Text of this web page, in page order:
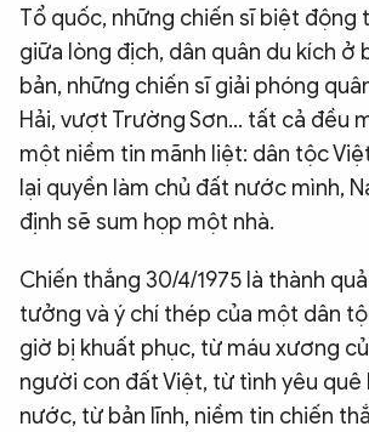
Tổ quốc, những chiến sĩ biệt động
giữa lòng địch, dân quân du kích ở
bản, những chiến sĩ giải phóng
Hải, vượt Trường Sơn... tất cả đều
một niềm tin mãnh liệt: dân tộc
lại quyền làm chủ đất nước mình,
định sẽ sum họp một nhà.
Chiến thắng 30/4/1975 là thành
tưởng và ý chí thép của một dân
giờ bị khuất phục, từ máu xương
người con đất Việt, từ tình yêu quê
nước, từ bản lĩnh, niềm tin chiến